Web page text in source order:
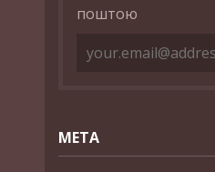
поштою
МЕТА